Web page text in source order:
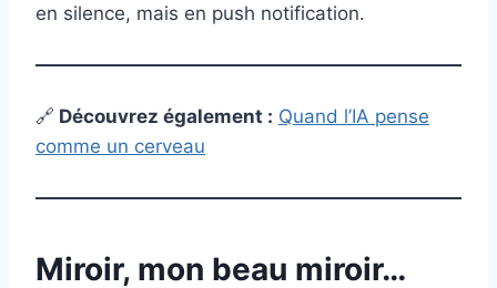
en silence, mais en push notification.
🔗 Découvrez également : Quand l’IA pense
comme un cerveau
Miroir, mon beau miroir…